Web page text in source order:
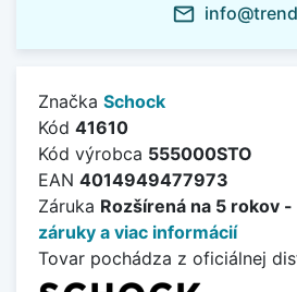
mail_outline
Značka Schock
Kód 41610
Kód výrobca 555000STO
EAN 4014949477973
Záruka Rozšírená na 5 rokov -
záruky a viac informácií
Tovar pochádza z oficiálnej